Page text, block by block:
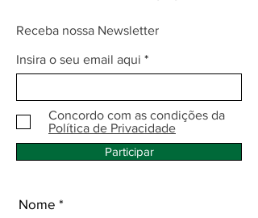
Receba nossa Newsletter
Insira o seu email aqui
Concordo com as condições da
Política de Privacidade
Participar
Nome